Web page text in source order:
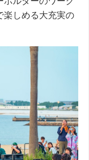
楽しめる大充実の